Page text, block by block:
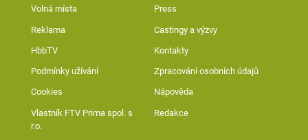
Volná místa Press
Reklama Castingy a výzvy
HbbTV Kontakty
Podmínky užívání Zpracování osobních údajů
Cookies Nápověda
Vlastník FTV Prima spol. s
r.o.
Redakce